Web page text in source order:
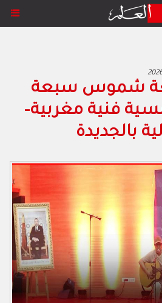
شموس سبعة
فنية مغربية–
بالجديدة